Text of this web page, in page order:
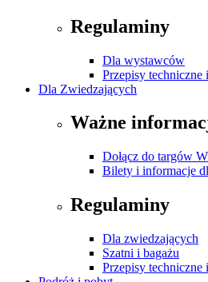
Regulaminy
Dla wystawców
Przepisy
Dla Zwiedzających
Ważne
Dołącz do targów
Bilety i informacje
Regulaminy
Dla zwiedzających
Szatni i bagażu
Przepisy